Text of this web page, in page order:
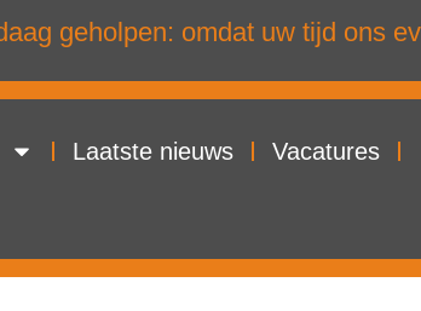
geholpen: omdat uw tijd ons
Laatste nieuws Vacatures